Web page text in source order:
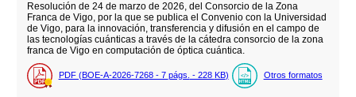
Resolución de 24 de marzo de 2026, del Consorcio de la Zona
Franca de Vigo, por la que se publica el Convenio con la Universidad
de Vigo, para la innovación, transferencia y difusión en el campo de
las tecnologías cuánticas a través de la cátedra consorcio de la zona
franca de Vigo en computación de óptica cuántica.
PDF (BOE-A-2026-7268 - 7 págs. - 228 KB) Otros formatos